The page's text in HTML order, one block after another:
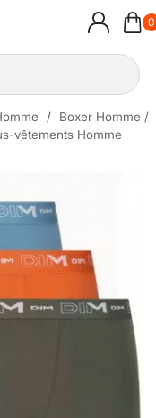
0
Boxer Homme /
vêtements Homme